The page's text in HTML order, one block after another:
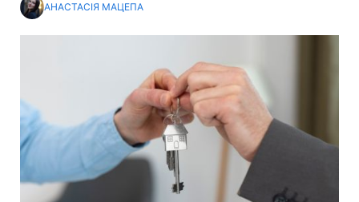
АНАСТАСІЯ МАЦЕПА